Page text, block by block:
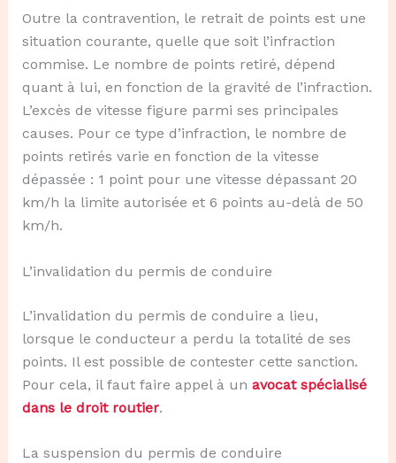
Outre la contravention, le retrait de points est une
situation courante, quelle que soit l’infraction
commise. Le nombre de points retiré, dépend
quant à lui, en fonction de la gravité de l’infraction.
L’excès de vitesse figure parmi ses principales
causes. Pour ce type d’infraction, le nombre de
points retirés varie en fonction de la vitesse
dépassée : 1 point pour une vitesse dépassant 20
km/h la limite autorisée et 6 points au-delà de 50
km/h.
L’invalidation du permis de conduire
L’invalidation du permis de conduire a lieu,
lorsque le conducteur a perdu la totalité de ses
points. Il est possible de contester cette sanction.
Pour cela, il faut faire appel à un avocat spécialisé
dans le droit routier.
La suspension du permis de conduire